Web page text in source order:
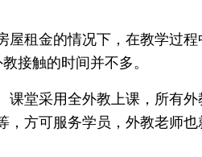
屋租金的情况下，在教学过程
接触的时间并不多。
课堂采用全外教上课，所有外
，方可服务学员，外教老师也